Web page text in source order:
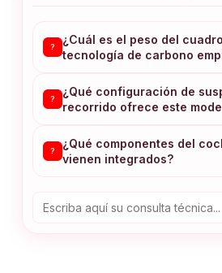
?
¿Cuál es el peso del
tecnología de carbono
?
¿Qué configuración de
recorrido ofrece este
?
¿Qué componentes del
vienen integrados?